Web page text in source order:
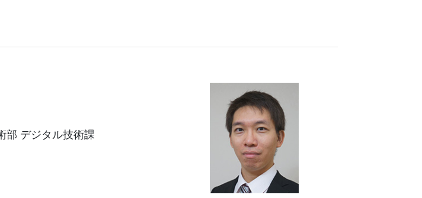
部 デジタル技術課